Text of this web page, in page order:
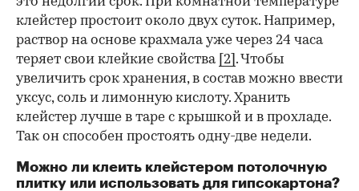
клейстер простоит около двух суток. Например,
раствор на основе крахмала уже через 24 часа
теряет свои клейкие свойства [2] . Чтобы
увеличить срок хранения, в состав можно ввести
уксус, соль и лимонную кислоту. Хранить
клейстер лучше в таре с крышкой и в прохладе.
Так он способен простоять одну-две недели.
Можно ли клеить клейстером потолочную
плитку или использовать для гипсокартона?